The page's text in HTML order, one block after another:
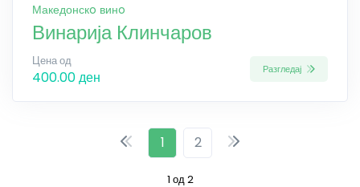
Македонскo винo
Винарија Клинчаров
Цена од
400.00 ден Разгледај
1 2
1 од 2